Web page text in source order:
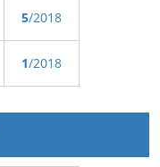
5/2018
1/2018